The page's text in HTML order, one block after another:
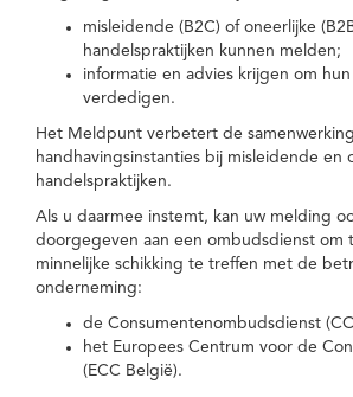
misleidende (B2C) of oneerlijke
handelspraktijken kunnen melden;
informatie en advies krijgen om
verdedigen.
Het Meldpunt verbetert de
handhavingsinstanties bij misleidende en
handelspraktijken.
Als u daarmee instemt, kan uw melding
doorgegeven aan een ombudsdienst om
minnelijke schikking te treffen met de
onderneming:
de Consumentenombudsdienst
het Europees Centrum voor de
(ECC België).